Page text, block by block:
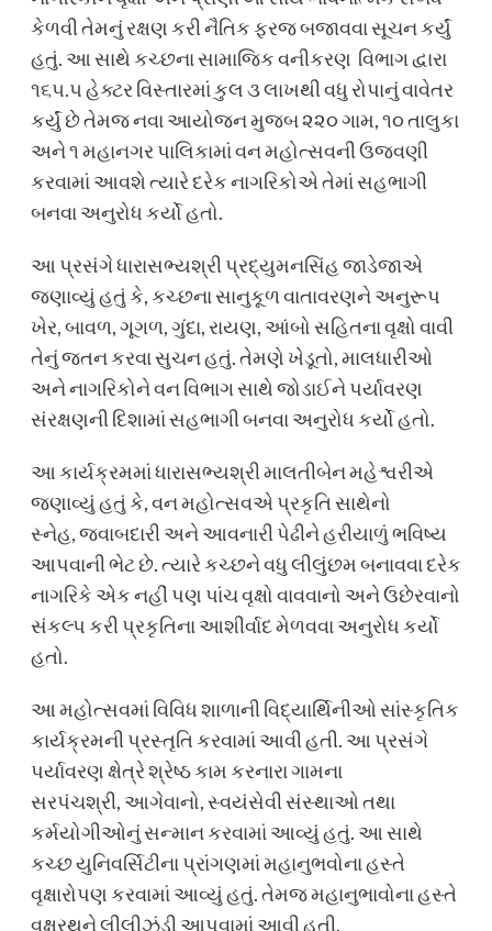
કેળવી તેમનું રક્ષણ કરી નૈતિક ફરજ બજાવવા સૂચન કર્યું
હતું. આ સાથે કચ્છના સામાજિક વનીકરણ વિભાગ દ્વારા
૧૬૫.૫ હેક્ટર વિસ્તારમાં કુલ ૩ લાખથી વધુ રોપાનું વાવેતર
કર્યું છે તેમજ નવા આયોજન મુજબ ૨૨૦ ગામ, ૧૦ તાલુકા
અને ૧ મહાનગર પાલિકામાં વન મહોત્સવની ઉજવણી
કરવામાં આવશે ત્યારે દરેક નાગરિકોએ તેમાં સહભાગી
બનવા અનુરોધ કર્યો હતો.
આ પ્રસંગે ધારાસભ્યશ્રી પ્રદ્યુમનસિંહ જાડેજાએ
જણાવ્યું હતું કે, કચ્છના સાનુકૂળ વાતાવરણને અનુરૂપ
ખેર, બાવળ, ગૂગળ, ગુંદા, રાયણ, આંબો સહિતના વૃક્ષો વાવી
તેનું જતન કરવા સુચન હતું. તેમણે ખેડૂતો, માલધારીઓ
અને નાગરિકોને વન વિભાગ સાથે જોડાઈને પર્યાવરણ
સંરક્ષણની દિશામાં સહભાગી બનવા અનુરોધ કર્યો હતો.
આ કાર્યક્રમમાં ધારાસભ્યશ્રી માલતીબેન મહેશ્વરીએ
જણાવ્યું હતું કે, વન મહોત્સવએ પ્રકૃતિ સાથેનો
સ્નેહ, જવાબદારી અને આવનારી પેઢીને હરીયાળું ભવિષ્ય
આપવાની ભેટ છે. ત્યારે કચ્છને વધુ લીલુંછમ બનાવવા દરેક
નાગરિકે એક નહીં પણ પાંચ વૃક્ષો વાવવાનો અને ઉછેરવાનો
સંકલ્પ કરી પ્રકૃતિના આશીર્વાદ મેળવવા અનુરોધ કર્યો
હતો.
આ મહોત્સવમાં વિવિધ શાળાની વિદ્યાર્થિનીઓ સાંસ્કૃતિક
કાર્યક્રમની પ્રસ્તૃતિ કરવામાં આવી હતી. આ પ્રસંગે
પર્યાવરણ ક્ષેત્રે શ્રેષ્ઠ કામ કરનારા ગામના
સરપંચશ્રી, આગેવાનો, સ્વયંસેવી સંસ્થાઓ તથા
કર્મયોગીઓનું સન્માન કરવામાં આવ્યું હતું. આ સાથે
કચ્છ યુનિવર્સિટીના પ્રાંગણમાં મહાનુભવોના હસ્તે
વૃક્ષારોપણ કરવામાં આવ્યું હતું. તેમજ મહાનુભાવોના હસ્તે
વૃક્ષરથને લીલીઝંડી આપવામાં આવી હતી.